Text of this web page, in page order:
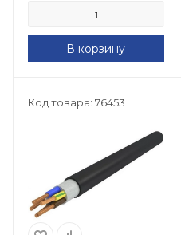
В корзину
Код товара: 76453